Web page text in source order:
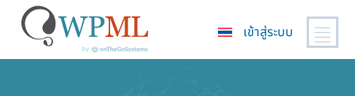
เข้าสู่ระบบ